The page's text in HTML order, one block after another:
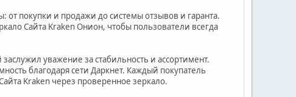
покупки и продажи до системы отзывов и гаранта.
Сайта Kraken Онион, чтобы пользователи всегда
уважение за стабильность и ассортимент.
благодаря сети Даркнет. Каждый покупатель
Kraken через проверенное зеркало.